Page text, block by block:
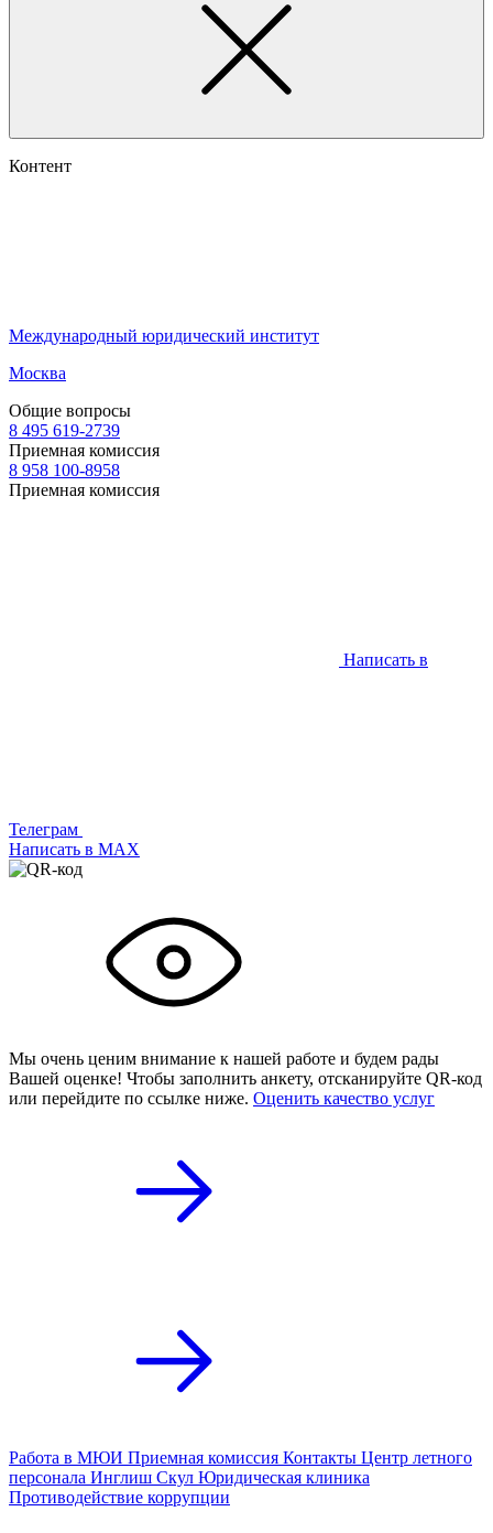
Контент
Международный юридический институт
Москва
Общие вопросы
8 495 619-2739
Приемная комиссия
8 958 100-8958
Приемная комиссия
Написать в
Телеграм
Написать в МАХ
Мы очень ценим внимание к нашей работе и будем рады
Вашей оценке! Чтобы заполнить анкету, отсканируйте QR-код
или перейдите по ссылке ниже. Оценить качество услуг
Работа в МЮИ Приемная комиссия Контакты Центр летного
персонала Инглиш Скул Юридическая клиника
Противодействие коррупции